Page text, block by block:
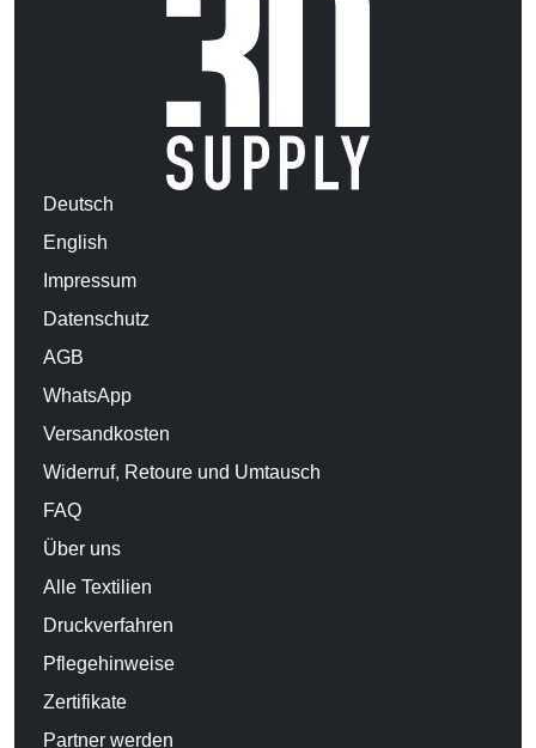
Deutsch
English
Impressum
Datenschutz
AGB
WhatsApp
Versandkosten
Widerruf, Retoure und Umtausch
FAQ
Über uns
Alle Textilien
Druckverfahren
Pflegehinweise
Zertifikate
Partner werden